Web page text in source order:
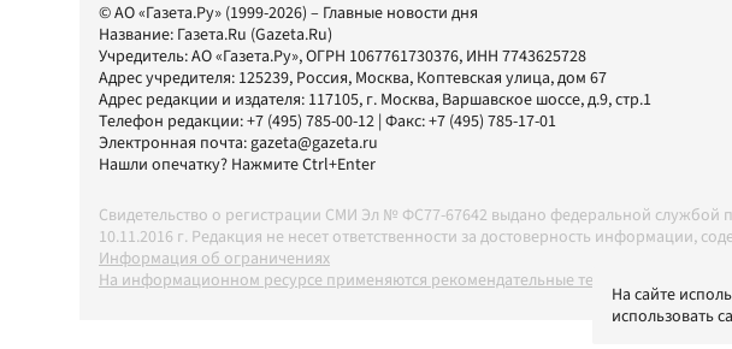
© АО «Газета.Ру» (1999-2026) – Главные новости дня
Название: Газета.Ru (Gazeta.Ru)
Учредитель:АО «Газета.Ру», ОГРН 1067761730376, ИНН 7743625728
Адрес учредителя: 125239, Россия, Москва, Коптевская улица, дом 67
Адрес редакции и издателя: 117105, г. Москва, Варшавское шоссе, д.9, стр.1
Телефон редакции:+7 (495) 785-00-12 | Факс:+7 (495) 785-17-01
Электронная почта:gazeta@gazeta.ru
Нашли опечатку? Нажмите Ctrl+Enter
Свидетельство о регистрации СМИ Эл № ФС77-67642 выдано федеральной
10.11.2016 г. Редакция не несет ответственности за достоверность информации,
Информация об ограничениях
На информационном ресурсе применяются рекомендательные технологии в
На сайте
использовать